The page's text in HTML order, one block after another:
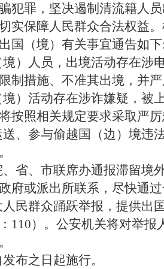
犯罪，坚决遏制清流籍人
实保障人民群众合法权益
国（境）有关事宜通告如
）人员，出境活动存在涉
制措施、不准其出境，并
）活动存在涉诈嫌疑，被
按照相关规定要求采取严
、参与偷越国（边）境违
省、市联席办通报滞留境
府或派出所联系，尽快通
民群众踊跃举报，提供出
110）。公安机关将对举报
布之日起施行。